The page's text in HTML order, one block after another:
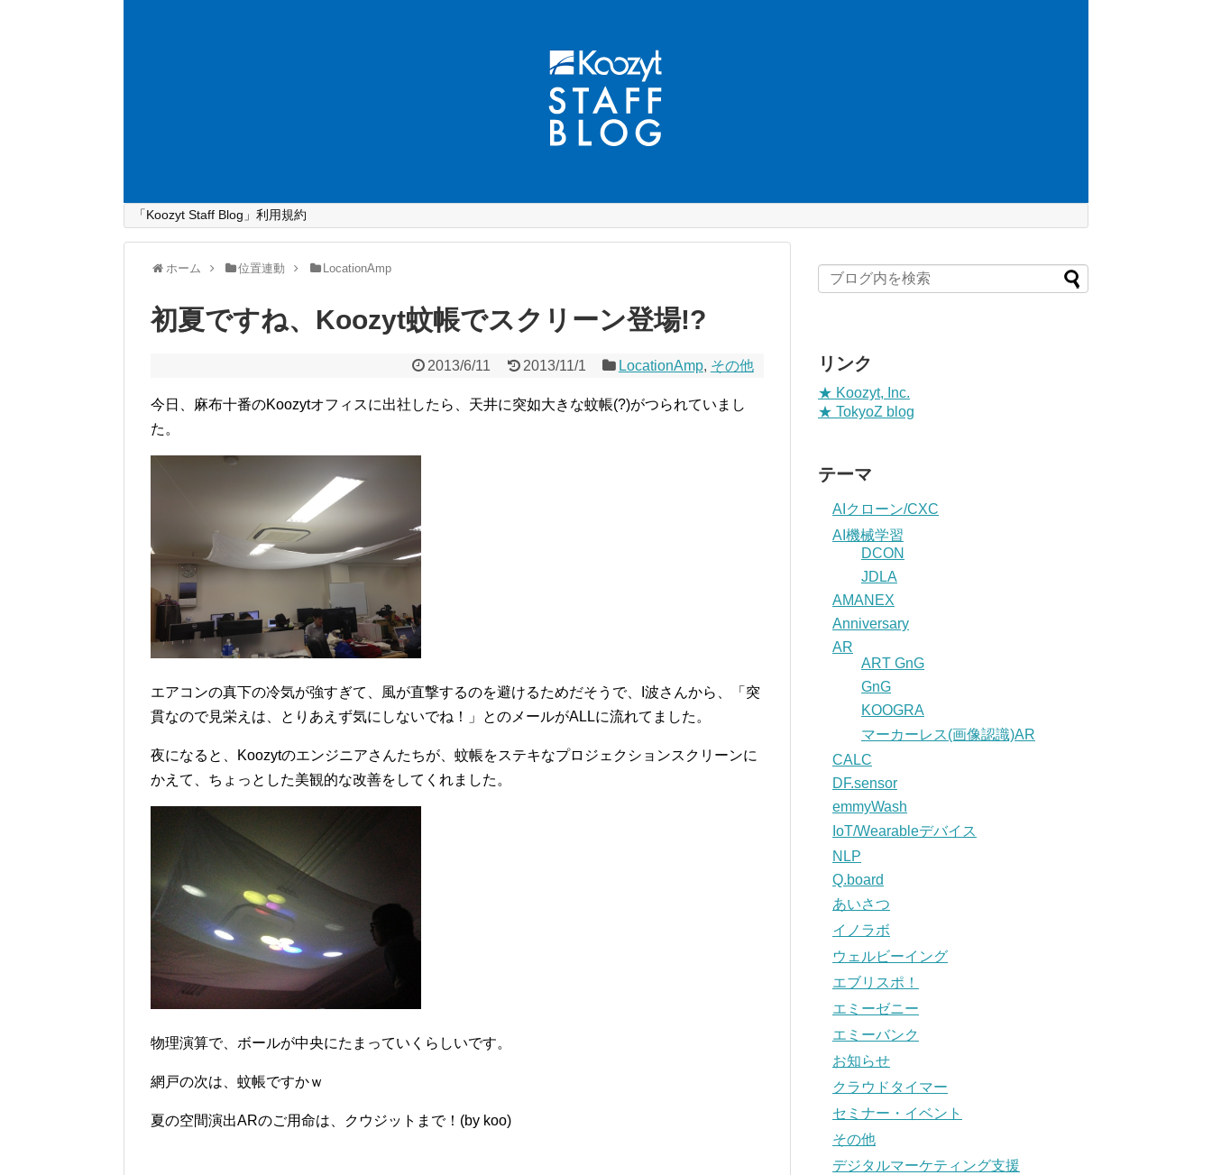
「Koozyt Staff Blog」利用規約
ホーム 位置連動 LocationAmp
初夏ですね、Koozyt蚊帳でスクリーン登場!?
2013/6/11 2013/11/1 LocationAmp, その他
今日、麻布十番のKoozytオフィスに出社したら、天井に突如大きな蚊帳(?)がつられていまし
た。
エアコンの真下の冷気が強すぎて、風が直撃するのを避けるためだそうで、I波さんから、「突
貫なので見栄えは、とりあえず気にしないでね！」とのメールがALLに流れてました。
夜になると、Koozytのエンジニアさんたちが、蚊帳をステキなプロジェクションスクリーンに
かえて、ちょっとした美観的な改善をしてくれました。
物理演算で、ボールが中央にたまっていくらしいです。
網戸の次は、蚊帳ですかｗ
夏の空間演出ARのご用命は、クウジットまで！(by koo)
リンク
★ Koozyt, Inc.
★ TokyoZ blog
テーマ
AIクローン/CXC
AI機械学習
DCON
JDLA
AMANEX
Anniversary
AR
ART GnG
GnG
KOOGRA
マーカーレス(画像認識)AR
CALC
DF.sensor
emmyWash
IoT/Wearableデバイス
NLP
Q.board
あいさつ
イノラボ
ウェルビーイング
エブリスポ！
エミーゼニー
エミーバンク
お知らせ
クラウドタイマー
セミナー・イベント
その他
デジタルマーケティング支援